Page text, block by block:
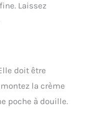
Laissez
doit être
la crème
poche à douille.